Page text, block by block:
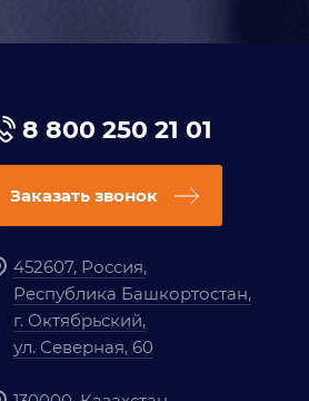
8 800 250 21 01
Заказать звонок
452607, Россия,
Республика Башкортостан,
г. Октябрьский,
ул. Северная, 60